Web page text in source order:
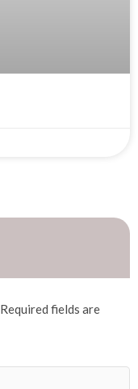
Required fields are